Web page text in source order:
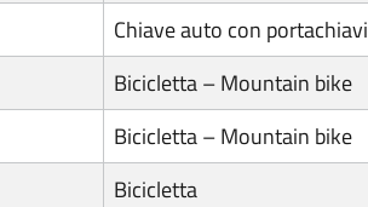
Chiave auto con portachiavi
Bicicletta – Mountain bike
Bicicletta – Mountain bike
Bicicletta